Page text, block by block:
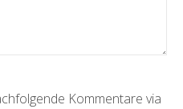
Kommentare via